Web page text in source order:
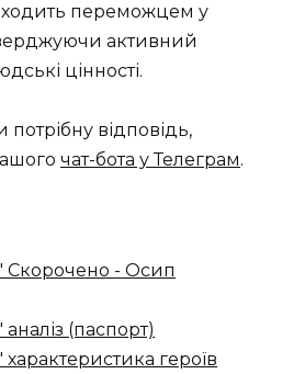
переможцем у
активний
цінності.
відповідь,
чат-бота у Телеграм.
- Осип
(паспорт)
героїв